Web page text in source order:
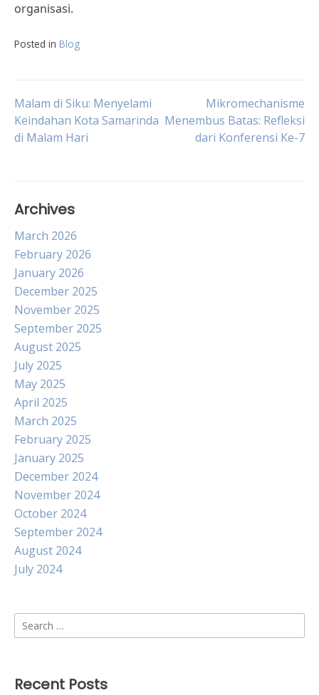
organisasi.
Posted in Blog
Post
navigation
Malam di Siku: Menyelami
Keindahan Kota Samarinda
di Malam Hari
Mikromechanisme
Menembus Batas: Refleksi
dari Konferensi Ke-7
Archives
March 2026
February 2026
January 2026
December 2025
November 2025
September 2025
August 2025
July 2025
May 2025
April 2025
March 2025
February 2025
January 2025
December 2024
November 2024
October 2024
September 2024
August 2024
July 2024
Search
for:
Recent Posts